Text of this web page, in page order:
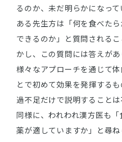
るのか、未だ明らかになっ
ある先生方は「何を食べた
できるのか」と質問される
かし、この質問には答えが
様々なアプローチを通じて
とで初めて効果を発揮する
過不足だけで説明することは
同様に、われわれ漢方医も
薬が適していますか」と尋